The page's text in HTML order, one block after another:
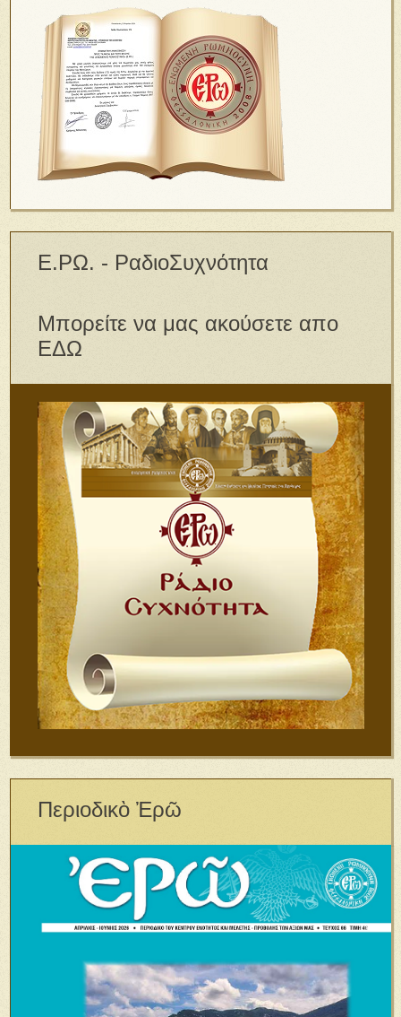
Ε.ΡΩ. - ΡαδιοΣυχνότητα
Μπορείτε να μας ακούσετε απο
ΕΔΩ
Περιοδικὸ Ἐρῶ